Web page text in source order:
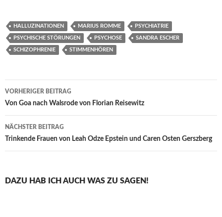
HALLUZINATIONEN MARIUS ROMME PSYCHIATRIE
PSYCHISCHE STÖRUNGEN PSYCHOSE SANDRA ESCHER
SCHIZOPHRENIE STIMMENHÖREN
Beitragsnavigation
VORHERIGER BEITRAG
Von Goa nach Walsrode von Florian Reisewitz
NÄCHSTER BEITRAG
Trinkende Frauen von Leah Odze Epstein und Caren Osten Gerszberg
DAZU HAB ICH AUCH WAS ZU SAGEN!